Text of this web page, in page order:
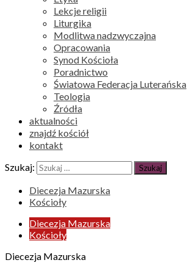
Lekcje religii
Liturgika
Modlitwa nadzwyczajna
Opracowania
Synod Kościoła
Poradnictwo
Światowa Federacja Luterańska
Teologia
Źródła
aktualności
znajdź kościół
kontakt
Szukaj:
Diecezja Mazurska
Kościoły
Diecezja Mazurska
Kościoły
Diecezja Mazurska